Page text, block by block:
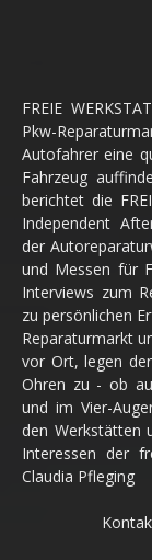
FREIE
Pkw-
Autofahrer eine
Fahrzeug
berichtet die
Independent
der
und Messen für
Interviews zum
zu persönlichen
Reparaturmarkt
vor Ort, legen
Ohren zu - ob
und im Vier-
den Werkstätten
Interessen der
Claudia Pfleging